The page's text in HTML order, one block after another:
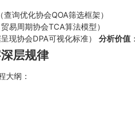
询优化协会QOA筛选框架）
易周期协会TCA算法模型）
现协会DPA可视化标准） 分析价值
层规律
大纲：